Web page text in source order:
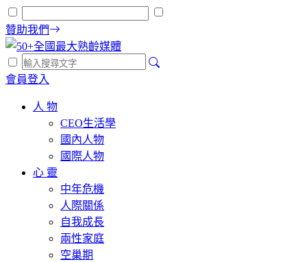
贊助我們
會員登入
人 物
CEO生活學
國內人物
國際人物
心 靈
中年危機
人際關係
自我成長
兩性家庭
空巢期